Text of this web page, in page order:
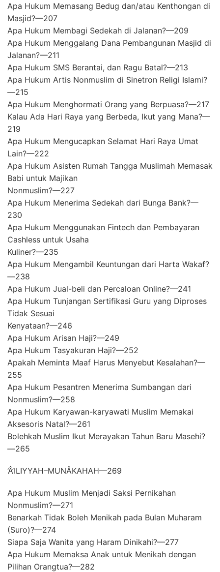
Apa Hukum Memasang Bedug dan/atau Kenthongan di
Masjid?—207
Apa Hukum Membagi Sedekah di Jalanan?—209
Apa Hukum Menggalang Dana Pembangunan Masjid di
Jalanan?—211
Apa Hukum SMS Berantai, dan Ragu Batal?—213
Apa Hukum Artis Nonmuslim di Sinetron Religi Islami?
—215
Apa Hukum Menghormati Orang yang Berpuasa?—217
Kalau Ada Hari Raya yang Berbeda, Ikut yang Mana?—
219
Apa Hukum Mengucapkan Selamat Hari Raya Umat
Lain?—222
Apa Hukum Asisten Rumah Tangga Muslimah Memasak
Babi untuk Majikan
Nonmuslim?—227
Apa Hukum Menerima Sedekah dari Bunga Bank?—
230
Apa Hukum Menggunakan Fintech dan Pembayaran
Cashless untuk Usaha
Kuliner?—235
Apa Hukum Mengambil Keuntungan dari Harta Wakaf?
—238
Apa Hukum Jual-beli dan Percaloan Online?—241
Apa Hukum Tunjangan Sertifikasi Guru yang Diproses
Tidak Sesuai
Kenyataan?—246
Apa Hukum Arisan Haji?—249
Apa Hukum Tasyakuran Haji?—252
Apakah Meminta Maaf Harus Menyebut Kesalahan?—
255
Apa Hukum Pesantren Menerima Sumbangan dari
Nonmuslim?—258
Apa Hukum Karyawan-karyawati Muslim Memakai
Aksesoris Natal?—261
Bolehkah Muslim Ikut Merayakan Tahun Baru Masehi?
—265
‘Â’ILIYYAH–MUNÂKAHAH—269
Apa Hukum Muslim Menjadi Saksi Pernikahan
Nonmuslim?—271
Benarkah Tidak Boleh Menikah pada Bulan Muharam
(Suro)?—274
Siapa Saja Wanita yang Haram Dinikahi?—277
Apa Hukum Memaksa Anak untuk Menikah dengan
Pilihan Orangtua?—282